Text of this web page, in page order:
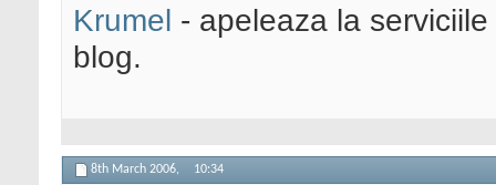
Krumel - apeleaza la
blog.
8th March 2006, 10:34